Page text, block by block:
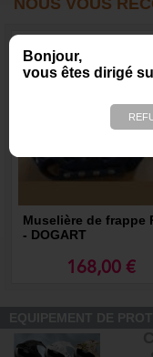
Bonjour,
vous êtes dirigé
Muselière de frappe
- DOGART
168,00 €